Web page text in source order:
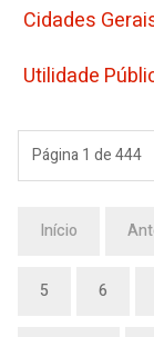
Cidades
Utilidade
Página 1 de 444
Início
5 6